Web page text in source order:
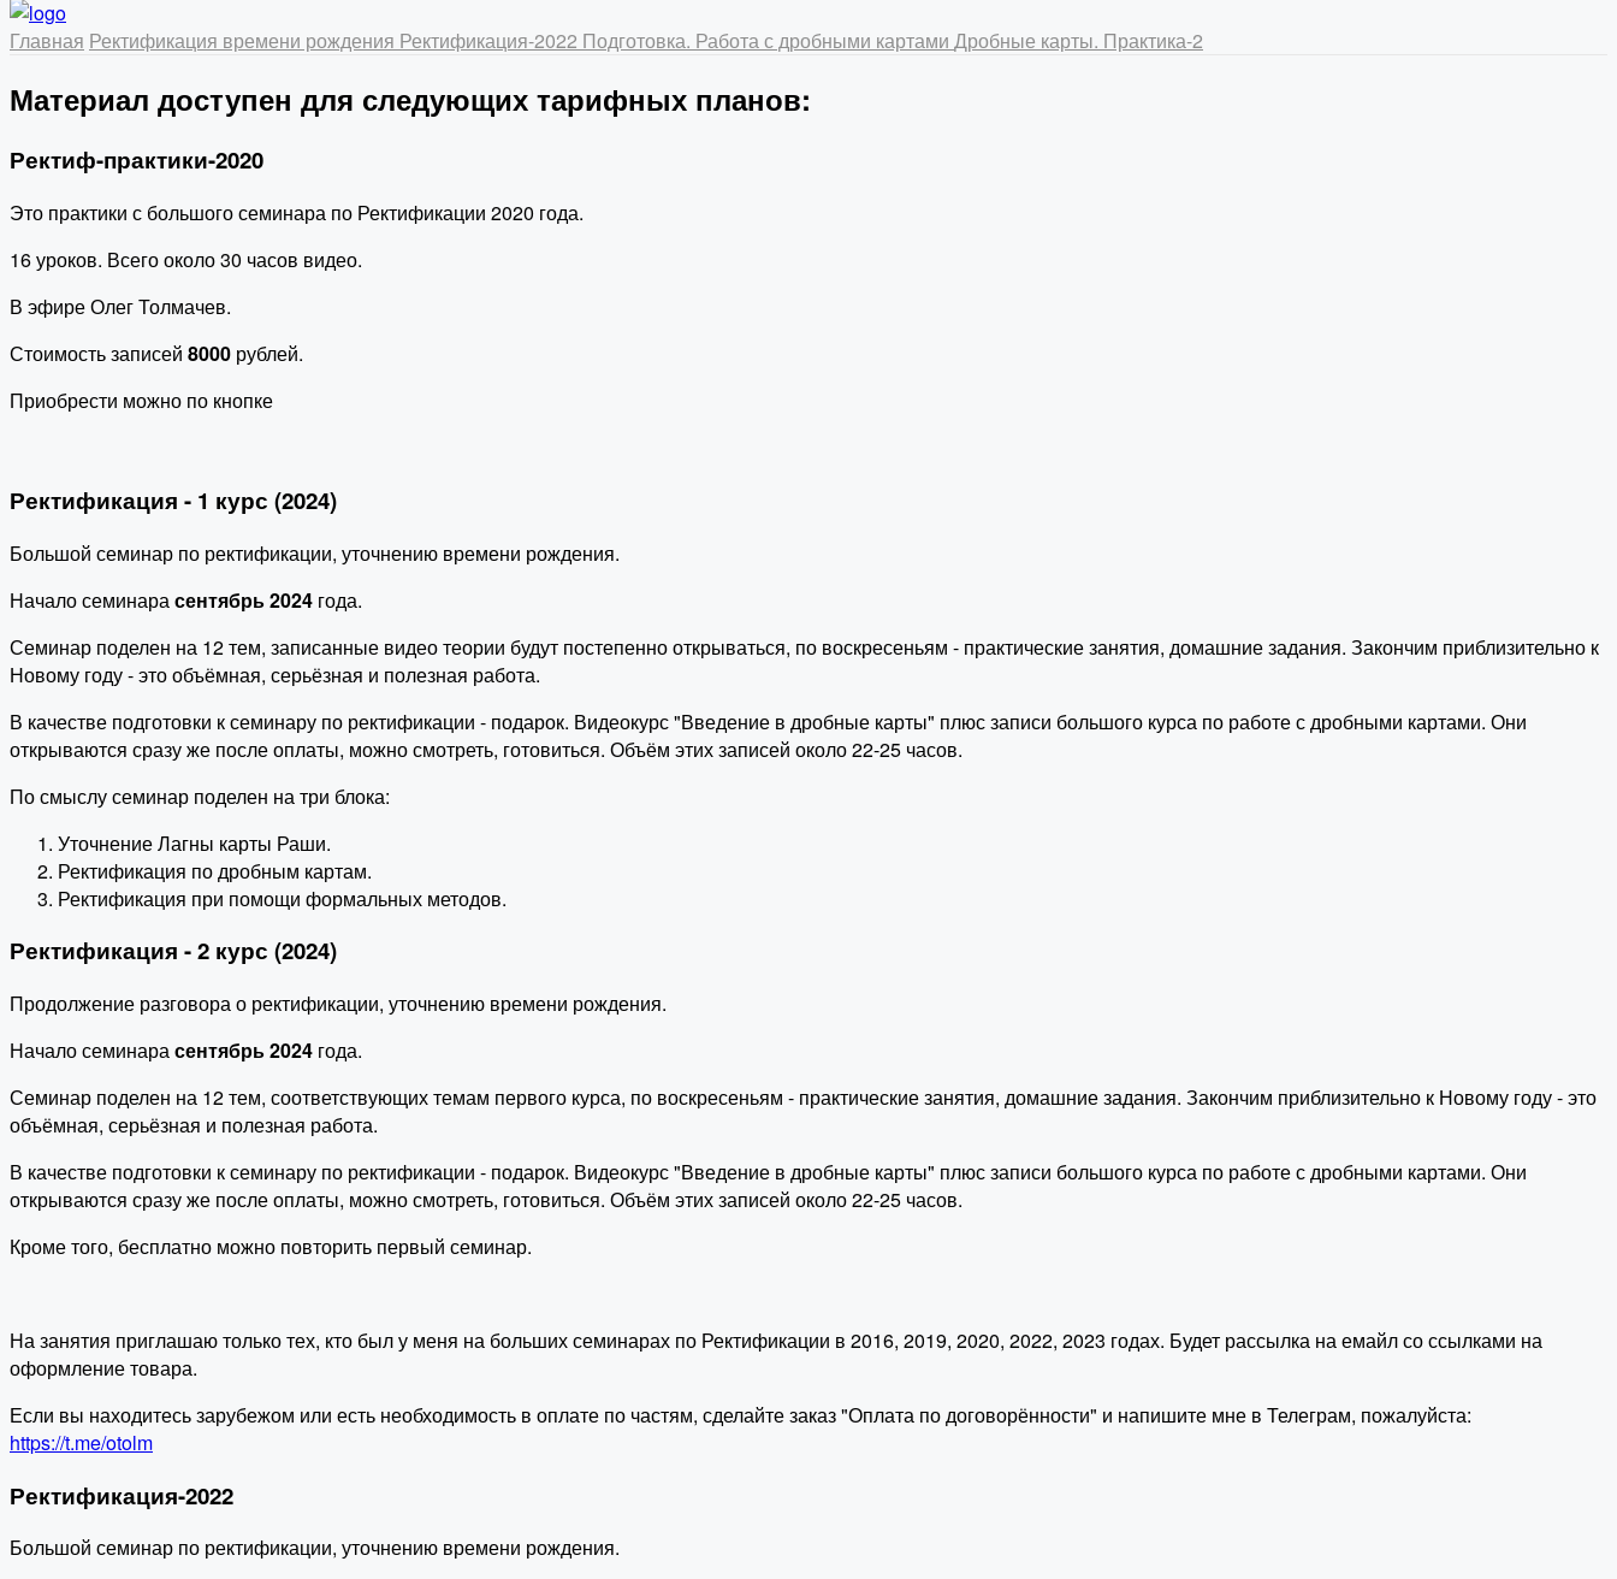
Главная Ректификация времени рождения Ректификация-2022 Подготовка. Работа с дробными картами Дробные карты. Практика-2
Материал доступен для следующих тарифных планов:
Ректиф-практики-2020
Это практики с большого семинара по Ректификации 2020 года.
16 уроков. Всего около 30 часов видео.
В эфире Олег Толмачев.
Стоимость записей 8000 рублей.
Приобрести можно по кнопке
Ректификация - 1 курс (2024)
Большой семинар по ректификации, уточнению времени рождения.
Начало семинара сентябрь 2024 года.
Семинар поделен на 12 тем, записанные видео теории будут постепенно открываться, по воскресеньям - практические занятия, домашние задания. Закончим приблизительно к
Новому году - это объёмная, серьёзная и полезная работа.
В качестве подготовки к семинару по ректификации - подарок. Видеокурс "Введение в дробные карты" плюс записи большого курса по работе с дробными картами. Они
открываются сразу же после оплаты, можно смотреть, готовиться. Объём этих записей около 22-25 часов.
По смыслу семинар поделен на три блока:
Уточнение Лагны карты Раши.
Ректификация по дробным картам.
Ректификация при помощи формальных методов.
Ректификация - 2 курс (2024)
Продолжение разговора о ректификации, уточнению времени рождения.
Начало семинарасентябрь 2024 года.
Семинар поделен на 12 тем, соответствующих темам первого курса, по воскресеньям - практические занятия, домашние задания. Закончим приблизительно к Новому году - это
объёмная, серьёзная и полезная работа.
В качестве подготовки к семинару по ректификации - подарок. Видеокурс "Введение в дробные карты" плюс записи большого курса по работе с дробными картами. Они
открываются сразу же после оплаты, можно смотреть, готовиться. Объём этих записей около 22-25 часов.
Кроме того, бесплатно можно повторить первый семинар.
На занятия приглашаю только тех, кто был у меня на больших семинарах по Ректификации в 2016, 2019, 2020, 2022, 2023 годах. Будет рассылка на емайл со ссылками на
оформление товара.
Если вы находитесь зарубежом или есть необходимость в оплате по частям, сделайте заказ "Оплата по договорённости" и напишите мне в Телеграм, пожалуйста:
https://t.me/otolm
Ректификация-2022
Большой семинар по ректификации, уточнению времени рождения.